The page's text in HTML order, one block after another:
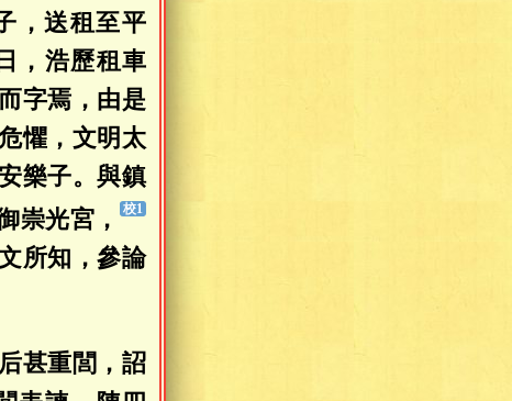
，送租至平
，浩歷租車
字焉，由是
懼，文明太
樂子。與鎮
崇光宮，
所知，參論
甚重閭，詔